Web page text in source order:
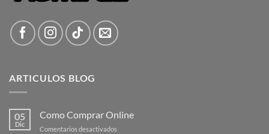
ARTICULOS BLOG
05
Dic
Como Comprar Online
Comentarios desactivados